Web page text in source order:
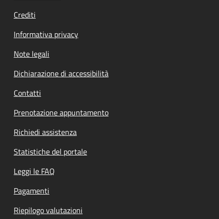
Crediti
Informativa privacy
Note legali
Dichiarazione di accessibilità
Contatti
Prenotazione appuntamento
Richiedi assistenza
Statistiche del portale
Leggi le FAQ
Pagamenti
Riepilogo valutazioni